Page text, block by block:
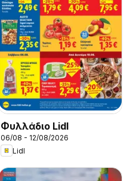
Φυλλάδιο Lidl
06/08 - 12/08/2026
Lidl